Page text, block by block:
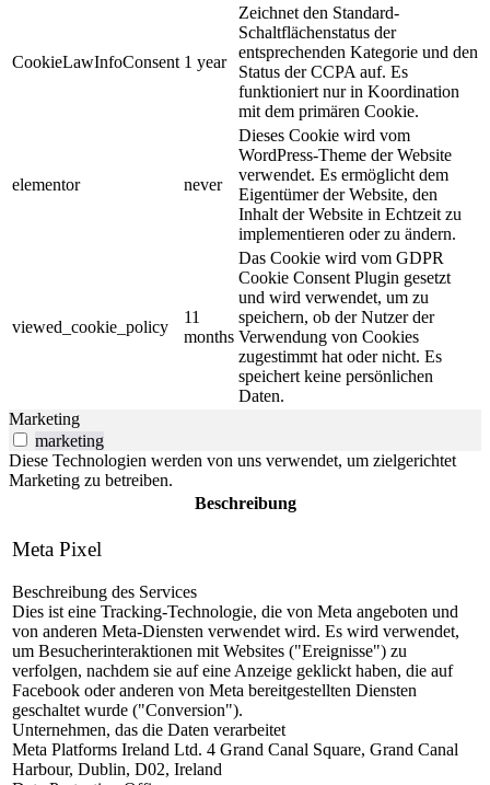
CookieLawInfoConsent 1 year
Zeichnet den Standard-
Schaltflächenstatus der
entsprechenden Kategorie und den
Status der CCPA auf. Es
funktioniert nur in Koordination
mit dem primären Cookie.
elementor never
Dieses Cookie wird vom
WordPress-Theme der Website
verwendet. Es ermöglicht dem
Eigentümer der Website, den
Inhalt der Website in Echtzeit zu
implementieren oder zu ändern.
viewed_cookie_policy
11
months
Das Cookie wird vom GDPR
Cookie Consent Plugin gesetzt
und wird verwendet, um zu
speichern, ob der Nutzer der
Verwendung von Cookies
zugestimmt hat oder nicht. Es
speichert keine persönlichen
Daten.
Marketing
marketing
Diese Technologien werden von uns verwendet, um zielgerichtet
Marketing zu betreiben.
Beschreibung
Meta Pixel
Beschreibung des Services
Dies ist eine Tracking-Technologie, die von Meta angeboten und
von anderen Meta-Diensten verwendet wird. Es wird verwendet,
um Besucherinteraktionen mit Websites ("Ereignisse") zu
verfolgen, nachdem sie auf eine Anzeige geklickt haben, die auf
Facebook oder anderen von Meta bereitgestellten Diensten
geschaltet wurde ("Conversion").
Unternehmen, das die Daten verarbeitet
Meta Platforms Ireland Ltd. 4 Grand Canal Square, Grand Canal
Harbour, Dublin, D02, Ireland